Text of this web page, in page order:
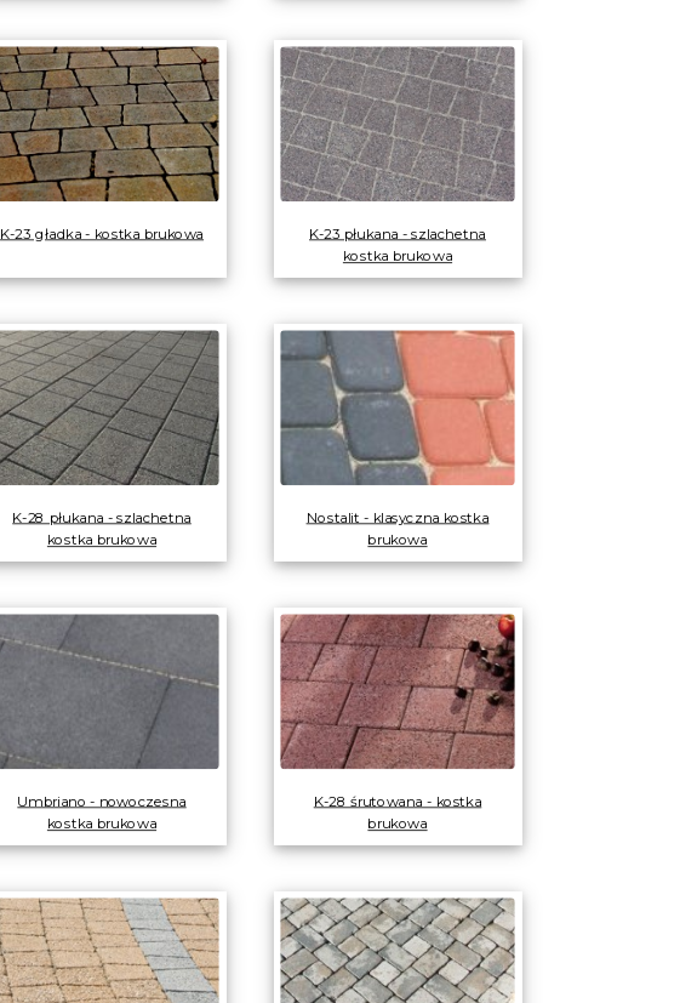
K-23 gładka - kostka brukowa
K-23 płukana - szlachetna
kostka brukowa
K-28 płukana - szlachetna
kostka brukowa
Nostalit - klasyczna kostka
brukowa
Umbriano - nowoczesna
kostka brukowa
K-28 śrutowana - kostka
brukowa